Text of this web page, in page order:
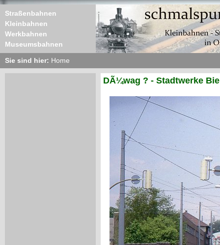
Straßenbahnen
Kleinbahnen
Werkbahnen
Museumsbahnen
Sie sind hier: Home
DÃ¼wag ? - Stadtwerke